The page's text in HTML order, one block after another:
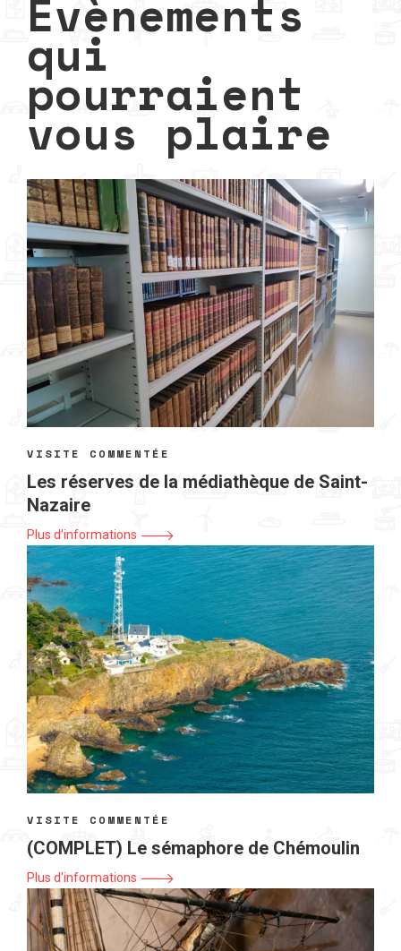
Évènements
qui
pourraient
vous plaire
VISITE COMMENTÉE
Les réserves de la médiathèque de Saint-
Nazaire
Plus d'informations
VISITE COMMENTÉE
(COMPLET) Le sémaphore de Chémoulin
Plus d'informations